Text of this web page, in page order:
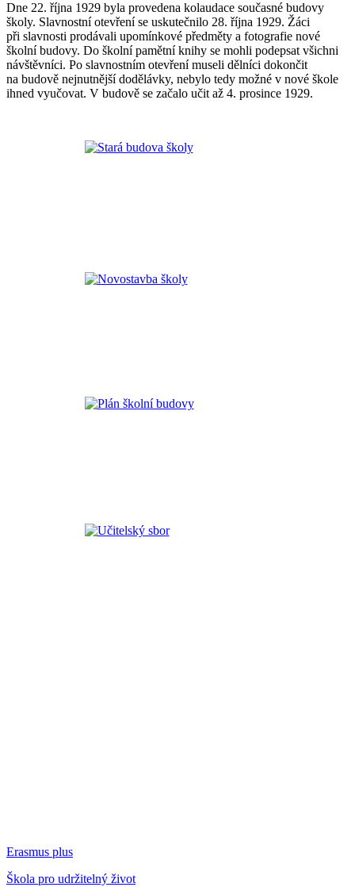
Dne 22. října 1929 byla provedena kolaudace současné budovy
školy. Slavnostní otevření se uskutečnilo 28. října 1929. Žáci
při slavnosti prodávali upomínkové předměty a fotografie nové
školní budovy. Do školní pamětní knihy se mohli podepsat všichni
návštěvníci. Po slavnostním otevření museli dělníci dokončit
na budově nejnutnější dodělávky, nebylo tedy možné v nové škole
ihned vyučovat. V budově se začalo učit až 4. prosince 1929.
Erasmus plus
Škola pro udržitelný život